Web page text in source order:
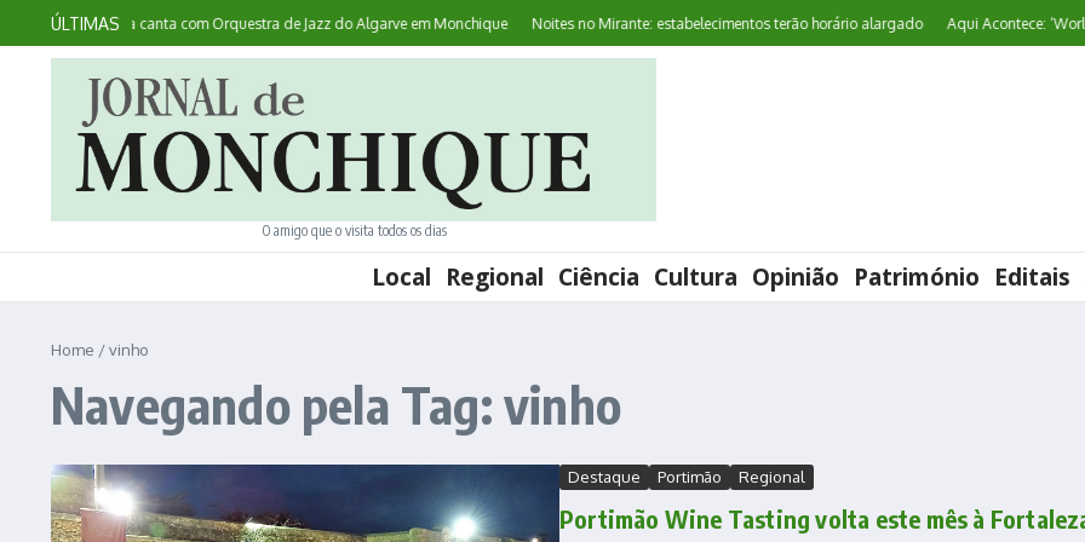
Ir para o conteúdo
ÚLTIMAS
australiana canta com Orquestra de Jazz do Algarve em Monchique Noites no Mirante: estabelecimentos terão horário alargado Aqui Acontece: ‘World
O amigo que o visita todos os dias
Local Regional Ciência Cultura Opinião Património Editais
Home /vinho
Navegando pela Tag: vinho
Destaque Portimão Regional
Portimão Wine Tasting volta este mês à